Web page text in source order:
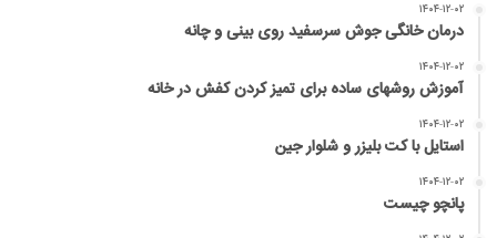
۱۴۰۴-۱۲-۰۲
درمان خانگی جوش سرسفید روی بینی و چانه
۱۴۰۴-۱۲-۰۲
آموزش روشهای ساده برای تمیز کردن کفش در خانه
۱۴۰۴-۱۲-۰۲
استایل با کت بلیزر و شلوار جین
۱۴۰۴-۱۲-۰۲
پانچو چیست